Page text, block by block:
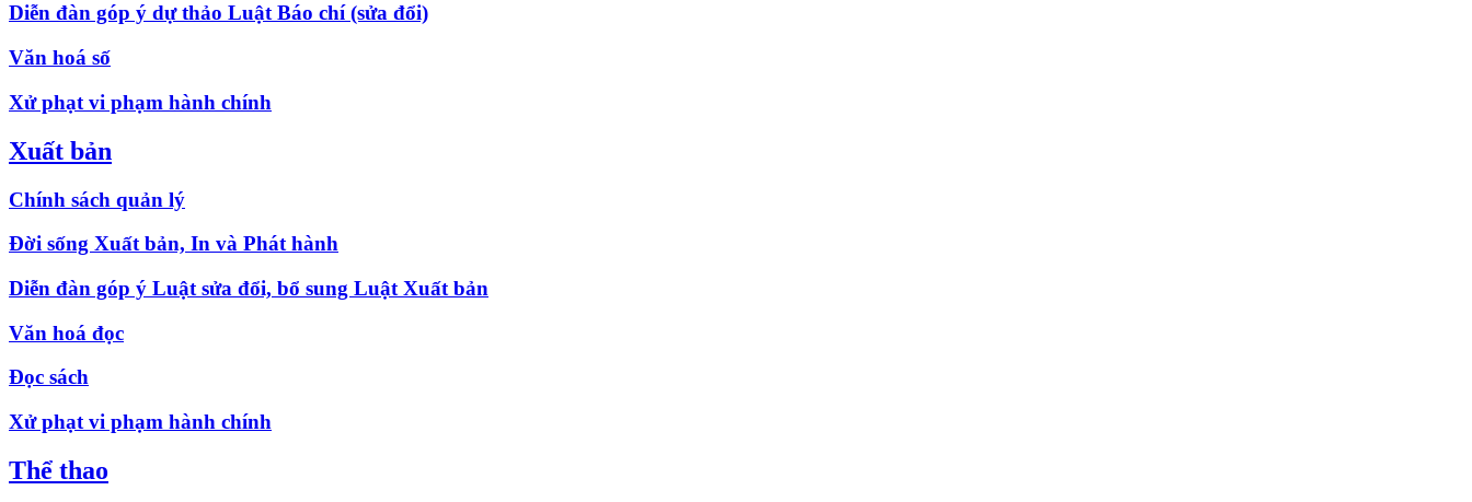
Diễn đàn góp ý dự thảo Luật Báo chí (sửa đổi)
Văn hoá số
Xử phạt vi phạm hành chính
Xuất bản
Chính sách quản lý
Đời sống Xuất bản, In và Phát hành
Diễn đàn góp ý Luật sửa đổi, bổ sung Luật Xuất bản
Văn hoá đọc
Đọc sách
Xử phạt vi phạm hành chính
Thể thao